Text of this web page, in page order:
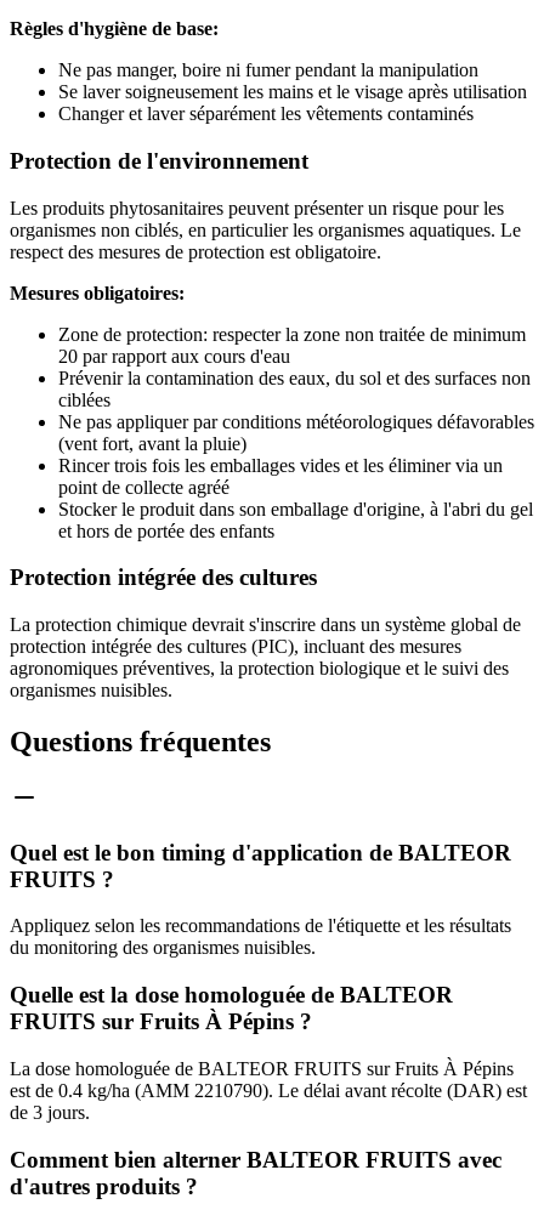
Règles d'hygiène de base:
Ne pas manger, boire ni fumer pendant la manipulation
Se laver soigneusement les mains et le visage après utilisation
Changer et laver séparément les vêtements contaminés
Protection de l'environnement
Les produits phytosanitaires peuvent présenter un risque pour les
organismes non ciblés, en particulier les organismes aquatiques. Le
respect des mesures de protection est obligatoire.
Mesures obligatoires:
Zone de protection: respecter la zone non traitée de minimum
20 par rapport aux cours d'eau
Prévenir la contamination des eaux, du sol et des surfaces non
ciblées
Ne pas appliquer par conditions météorologiques défavorables
(vent fort, avant la pluie)
Rincer trois fois les emballages vides et les éliminer via un
point de collecte agréé
Stocker le produit dans son emballage d'origine, à l'abri du gel
et hors de portée des enfants
Protection intégrée des cultures
La protection chimique devrait s'inscrire dans un système global de
protection intégrée des cultures (PIC), incluant des mesures
agronomiques préventives, la protection biologique et le suivi des
organismes nuisibles.
Questions fréquentes
Quel est le bon timing d'application de BALTEOR
FRUITS ?
Appliquez selon les recommandations de l'étiquette et les résultats
du monitoring des organismes nuisibles.
Quelle est la dose homologuée de BALTEOR
FRUITS sur Fruits À Pépins ?
La dose homologuée de BALTEOR FRUITS sur Fruits À Pépins
est de 0.4 kg/ha (AMM 2210790). Le délai avant récolte (DAR) est
de 3 jours.
Comment bien alterner BALTEOR FRUITS avec
d'autres produits ?